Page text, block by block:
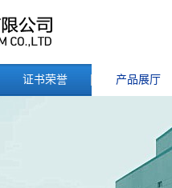
证书荣誉 产品展厅